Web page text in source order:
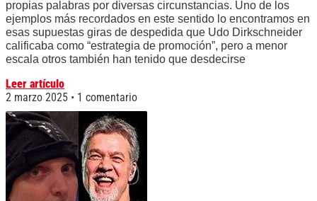
propias palabras por diversas circunstancias. Uno de los
ejemplos más recordados en este sentido lo encontramos en
esas supuestas giras de despedida que Udo Dirkschneider
calificaba como “estrategia de promoción”, pero a menor
escala otros también han tenido que desdecirse
Leer artículo
2 marzo 2025
1 comentario